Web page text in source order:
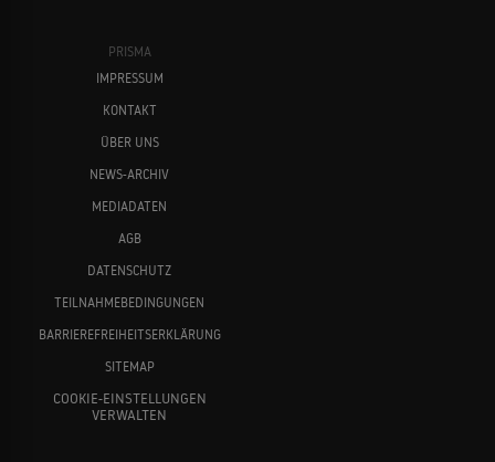
PRISMA
IMPRESSUM
KONTAKT
ÜBER UNS
NEWS-ARCHIV
MEDIADATEN
AGB
DATENSCHUTZ
TEILNAHMEBEDINGUNGEN
BARRIEREFREIHEITSERKLÄRUNG
SITEMAP
COOKIE-EINSTELLUNGEN
VERWALTEN